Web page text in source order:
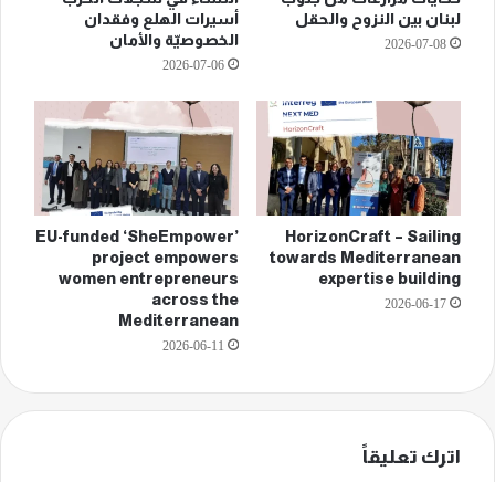
لبنان بين النزوح والحقل
2026-07-08
أسيرات الهلع وفقدان
الخصوصيّة والأمان
2026-07-06
HorizonCraft – Sailing
towards Mediterranean
expertise building
2026-06-17
EU-funded ‘SheEmpower’
project empowers
women entrepreneurs
across the
Mediterranean
2026-06-11
اترك تعليقاً